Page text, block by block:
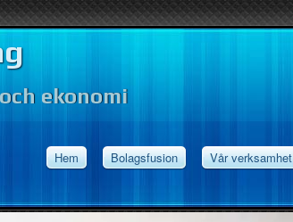
ekonomi
Hem Bolagsfusion Vår verksamhet